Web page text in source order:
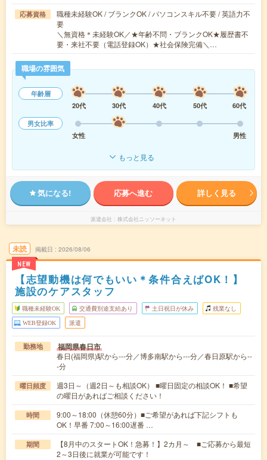
応募資格
職種未経験OK / ブランクOK / パソコンスキル不要 / 英語力不
要
＼無資格＊未経験OK／★年齢不問・ブランクOK★履歴書不
要・来社不要（電話登録OK）★社会保険完備＼…
職場の雰囲気
年齢層
20代
30代 40代 50代
60代
男女比率
女性
男性
もっと見る
気になる! 応募へ進む 詳しく見る
派遣会社 株式会社ニッソーネット
未読
NEW
掲載日 2026/08/06
【志望動機は何でもいい＊条件合えばOK！】
施設のケアスタッフ
職種未経験OK 交通費別途支給あり 土日祝日が休み 残業なし
WEB登録OK 派遣
勤務地 福岡県春日市
春日(福岡県)駅から---分／博多南駅から---分／春日原駅から--
-分
曜日頻度
週3日～（週2日～も相談OK） ■曜日固定の相談OK！ ■希望
の曜日があればご相談ください！
時間
9:00～18:00（休憩60分）■ご希望があれば下記シフトも
OK！早番 7:00～16:00遅番 …
期間
【8月中のスタートOK！急募！】2カ月～ ■ご応募から最短
2～3日後に就業が可能です！